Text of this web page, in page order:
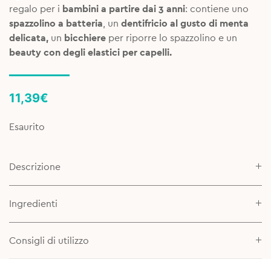
regalo per i bambini a partire dai 3 anni: contiene uno
spazzolino a batteria , un dentifricio al gusto di menta
delicata, un bicchiere per riporre lo spazzolino e un
beauty con degli elastici per capelli.
11,39€
Esaurito
Descrizione
Ingredienti
Consigli di utilizzo